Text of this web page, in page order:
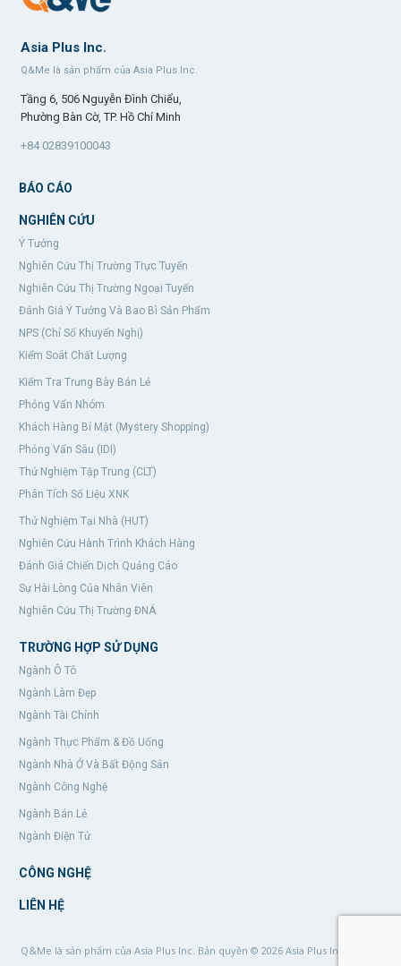
Asia Plus Inc.
Q&Me là sản phẩm của Asia Plus Inc.
Tầng 6, 506 Nguyễn Đình Chiểu,
Phường Bàn Cờ, TP. Hồ Chí Minh
+84 02839100043
BÁO CÁO
NGHIÊN CỨU
Ý Tưởng
Nghiên Cứu Thị Trường Trực Tuyến
Nghiên Cứu Thị Trường Ngoại Tuyến
Đánh Giá Ý Tưởng Và Bao Bì Sản Phẩm
NPS (Chỉ Số Khuyến Nghị)
Kiểm Soát Chất Lượng
Kiểm Tra Trưng Bày Bán Lẻ
Phỏng Vấn Nhóm
Khách Hàng Bí Mật (Mystery Shopping)
Phỏng Vấn Sâu (IDI)
Thử Nghiệm Tập Trung (CLT)
Phân Tích Số Liệu XNK
Thử Nghiệm Tại Nhà (HUT)
Nghiên Cứu Hành Trình Khách Hàng
Đánh Giá Chiến Dịch Quảng Cáo
Sự Hài Lòng Của Nhân Viên
Nghiên Cứu Thị Trường ĐNÁ
TRƯỜNG HỢP SỬ DỤNG
Ngành Ô Tô
Ngành Làm Đẹp
Ngành Tài Chính
Ngành Thực Phẩm & Đồ Uống
Ngành Nhà Ở Và Bất Động Sản
Ngành Công Nghệ
Ngành Bán Lẻ
Ngành Điện Tử
CÔNG NGHỆ
LIÊN HỆ
Q&Me là sản phẩm của Asia Plus Inc. Bản quyền © 2026 Asia Plus Inc.